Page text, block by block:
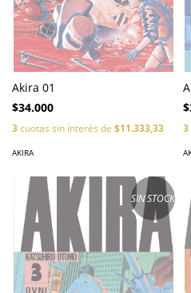
Akira 01
$34.000
3cuotas sin interés de $11.333,33
AKIRA
3
SIN STOCK